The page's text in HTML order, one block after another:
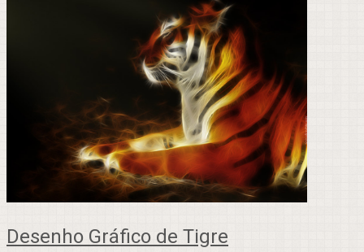
Desenho Gráfico de Tigre